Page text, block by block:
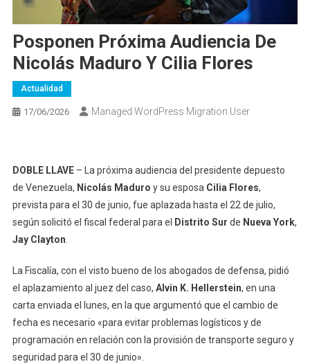
Posponen Próxima Audiencia De
Nicolás Maduro Y Cilia Flores
Actualidad
17/06/2026 Managed WordPress Migration User
DOBLE LLAVE– La próxima audiencia del presidente depuesto
de Venezuela, Nicolás Maduro y su esposa Cilia Flores,
prevista para el 30 de junio, fue aplazada hasta el 22 de julio,
según solicitó el fiscal federal para el
Distrito Sur de Nueva York,
Jay Clayton
La Fiscalía, con el visto bueno de los abogados de defensa, pidió
el aplazamiento al juez del caso, Alvin K. Hellerstein, en una
carta enviada el lunes, en la que argumentó que el cambio de
fecha es necesario «para evitar problemas logísticos y de
programación en relación con la provisión de transporte seguro y
seguridad para el 30 de junio».